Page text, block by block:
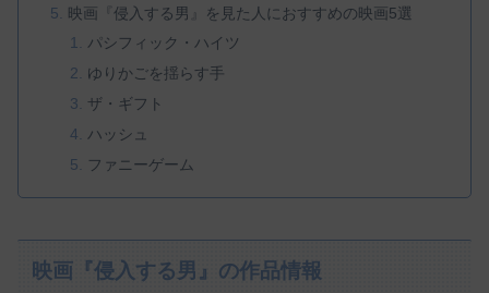
映画『侵入する男』を見た人におすすめの映画5選
パシフィック・ハイツ
ゆりかごを揺らす手
ザ・ギフト
ハッシュ
ファニーゲーム
映画『侵入する男』の作品情報